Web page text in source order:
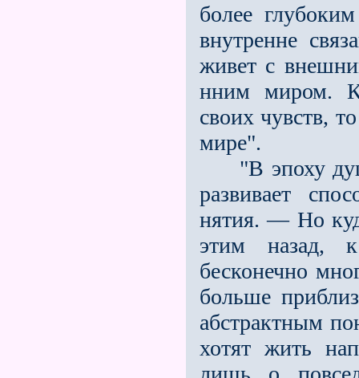
более
внутренне
живет с
нним миром.
своих чувств,
мире".
"В эпоху
развивает
нятия. — Но
этим назад,
бесконечно
больше
абстрактным
хотят жить